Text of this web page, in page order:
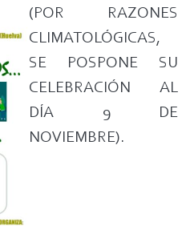
(POR RAZONES
CLIMATOLÓGICAS,
SE POSPONE SU
CELEBRACIÓN AL
DÍA 9 DE
NOVIEMBRE).